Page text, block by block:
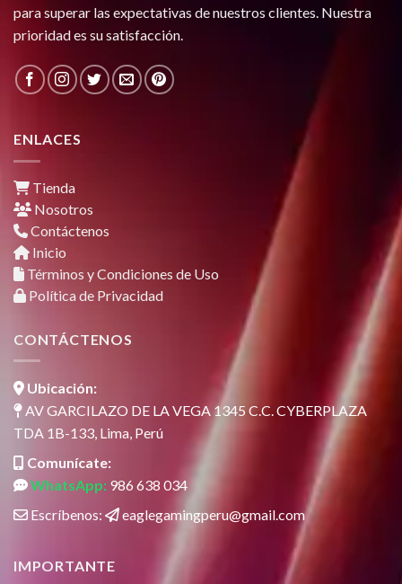
para superar las expectativas de nuestros clientes. Nuestra
prioridad es su satisfacción.
ENLACES
Tienda
Nosotros
Contáctenos
Inicio
Términos y Condiciones de Uso
Política de Privacidad
CONTÁCTENOS
Ubicación:
AV GARCILAZO DE LA VEGA 1345 C.C. CYBERPLAZA
TDA 1B-133, Lima, Perú
Comunícate:
WhatsApp: 986 638 034
Escríbenos:
eaglegamingperu@gmail.com
IMPORTANTE